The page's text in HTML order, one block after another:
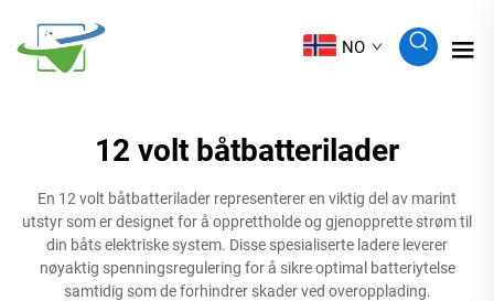
NO
12 volt båtbatterilader
En 12 volt båtbatterilader representerer en viktig del av marint
utstyr som er designet for å opprettholde og gjenopprette strøm til
din båts elektriske system. Disse spesialiserte ladere leverer
nøyaktig spenningsregulering for å sikre optimal batteriytelse
samtidig som de forhindrer skader ved overopplading.